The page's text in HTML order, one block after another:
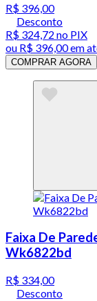
R$ 396,00
Desconto
R$ 324,72 no PIX
ou R$ 396,00em
COMPRAR AGORA
Faixa De
Wk6822bd
R$ 334,00
Desconto